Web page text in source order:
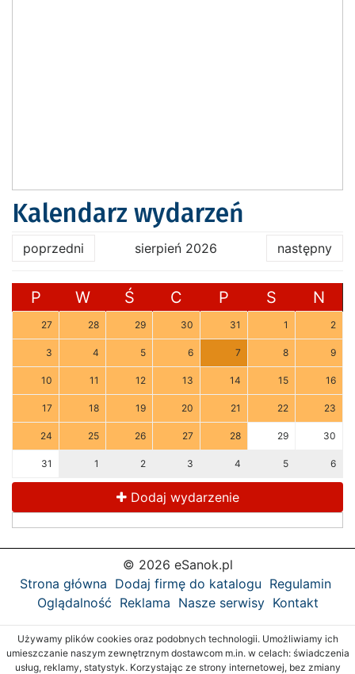
Kalendarz wydarzeń
poprzedni sierpień 2026 następny
P W Ś C P S N
27 28 29 30 31 1 2
3 4 5 6 7 8 9
10 11 12 13 14 15 16
17 18 19 20 21 22 23
24 25 26 27 28 29 30
31 1 2 3 4 5 6
Dodaj wydarzenie
© 2026 eSanok.pl
Strona główna Dodaj firmę do katalogu Regulamin
Oglądalność Reklama Nasze serwisy Kontakt
Używamy plików cookies oraz podobnych technologii. Umożliwiamy ich
umieszczanie naszym zewnętrznym dostawcom m.in. w celach: świadczenia
usług, reklamy, statystyk. Korzystając ze strony internetowej, bez zmiany